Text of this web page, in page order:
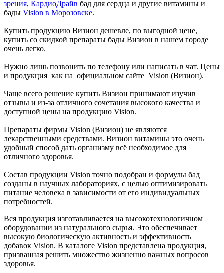
зрения, КардиоДрайв бад для сердца и другие витамины и
бады Vision в Морозовске.
Купить продукцию Визион дешевле, по выгодной цене,
купить со скидкой препараты бады Визион в нашем городе
очень легко.
Нужно лишь позвонить по телефону или написать в чат. Цены
и продукция как на официальном сайте Vision (Визион).
Чаще всего решение купить Визион принимают изучив
отзывы и из-за отличного сочетания высокого качества и
доступной цены на продукцию Vision.
Препараты фирмы Vision (Визион) не являются
лекарственными средствами. Визион витамины это очень
удобный способ дать организму всё необходимое для
отличного здоровья.
Состав продукции Vision точно подобран и формулы бад
созданы в научных лабораториях, с целью оптимизировать
питание человека в зависимости от его индивидуальных
потребностей.
Вся продукция изготавливается на высокотехнологичном
оборудовании из натурального сырья. Это обеспечивает
высокую биологическую активность и эффективность
добавок Vision. В каталоге Vision представлена продукция,
призванная решить множество жизненно важных вопросов
здоровья.